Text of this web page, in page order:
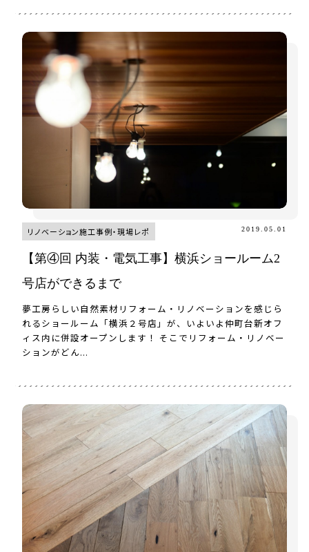
リノベーション施工事例・現場レポ 2019.05.01
【第④回 内装・電気工事】横浜ショールーム2
号店ができるまで
夢工房らしい自然素材リフォーム・リノベーションを感じら
れるショールーム「横浜２号店」が、いよいよ仲町台新オフ
ィス内に併設オープンします！ そこでリフォーム・リノベー
ションがどん...